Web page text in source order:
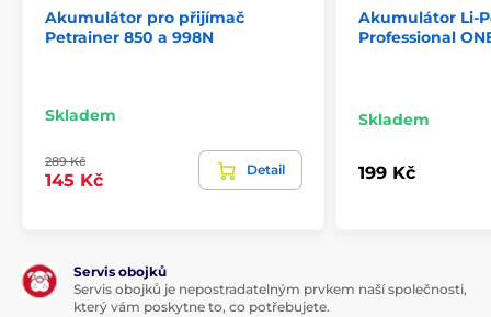
Akumulátor pro přijímač
Petrainer 850 a 998N
Skladem
289 Kč
145 Kč
Detail
Akumulátor
Professional
Skladem
199 Kč
Servis obojků
Servis obojků je nepostradatelným prvkem naší společnosti,
který vám poskytne to, co potřebujete.